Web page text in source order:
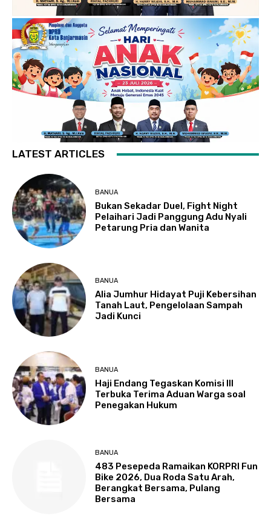
LATEST ARTICLES
BANUA
Bukan Sekadar Duel, Fight Night
Pelaihari Jadi Panggung Adu Nyali
Petarung Pria dan Wanita
BANUA
Alia Jumhur Hidayat Puji Kebersihan
Tanah Laut, Pengelolaan Sampah
Jadi Kunci
BANUA
Haji Endang Tegaskan Komisi III
Terbuka Terima Aduan Warga soal
Penegakan Hukum
BANUA
483 Pesepeda Ramaikan KORPRI Fun
Bike 2026, Dua Roda Satu Arah,
Berangkat Bersama, Pulang
Bersama